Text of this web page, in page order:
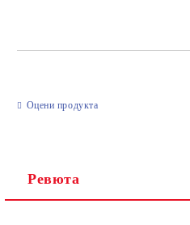
Оцени продукта
Ревюта